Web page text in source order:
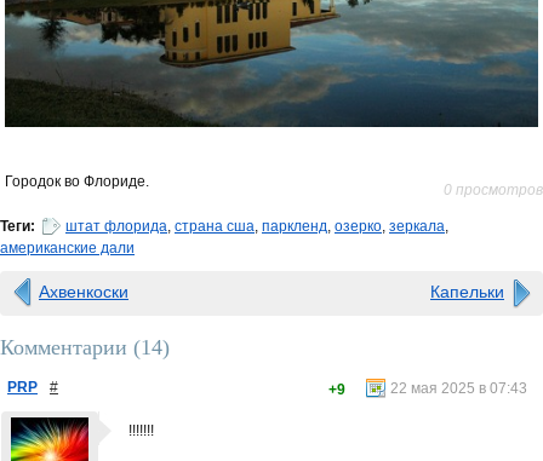
Городок во Флориде. 0 просмотров
Теги: штат флорида, страна сша, паркленд, озерко, зеркала,
американские дали
Ахвенкоски Капельки
Комментарии (14)
PRP # 22 мая 2025 в 07:43
+9
!!!!!!!